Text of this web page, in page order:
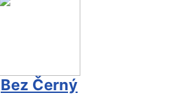
Bez Černý